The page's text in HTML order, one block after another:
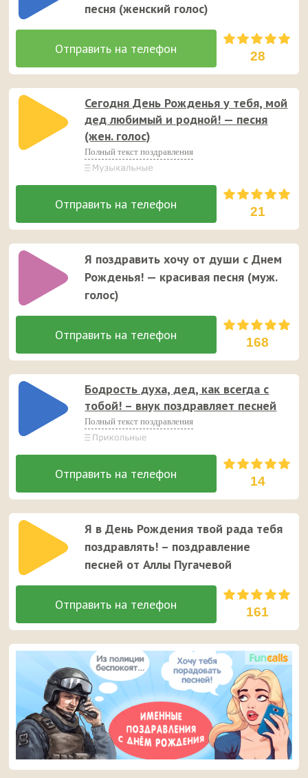
песня (женский голос)
28
Сегодня День Рожденья у тебя, мой
дед любимый и родной! — песня
(жен. голос)
Полный текст поздравления
21
Я поздравить хочу от души с Днем
Рожденья! — красивая песня (муж.
голос)
168
Бодрость духа, дед, как всегда с
тобой! – внук поздравляет песней
Полный текст поздравления
14
Я в День Рождения твой рада тебя
поздравлять! – поздравление
песней от Аллы Пугачевой
161